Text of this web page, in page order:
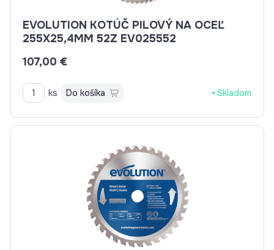
EVOLUTION KOTÚČ PILOVÝ NA OCEĽ
255X25,4MM 52Z EV025552
107,00 €
ks Do košíka Skladom